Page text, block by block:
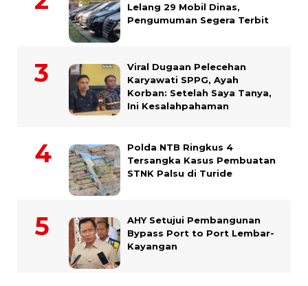
Lelang 29 Mobil Dinas,
Pengumuman Segera Terbit
Viral Dugaan Pelecehan
Karyawati SPPG, Ayah
Korban: Setelah Saya Tanya,
Ini Kesalahpahaman
Polda NTB Ringkus 4
Tersangka Kasus Pembuatan
STNK Palsu di Turide
AHY Setujui Pembangunan
Bypass Port to Port Lembar-
Kayangan